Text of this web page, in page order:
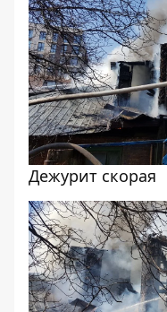
Дежурит скорая